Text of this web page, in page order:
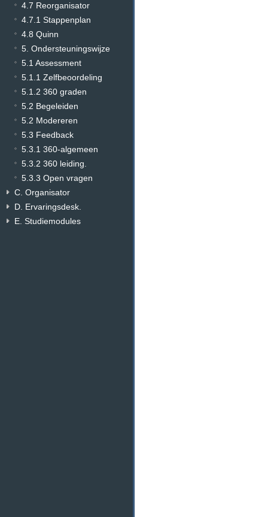
4.7 Reorganisator
4.7.1 Stappenplan
4.8 Quinn
5. Ondersteuningswijze
5.1 Assessment
5.1.1 Zelfbeoordeling
5.1.2 360 graden
5.2 Begeleiden
5.2 Modereren
5.3 Feedback
5.3.1 360-algemeen
5.3.2 360 leiding.
5.3.3 Open vragen
C. Organisator
D. Ervaringsdesk.
E. Studiemodules